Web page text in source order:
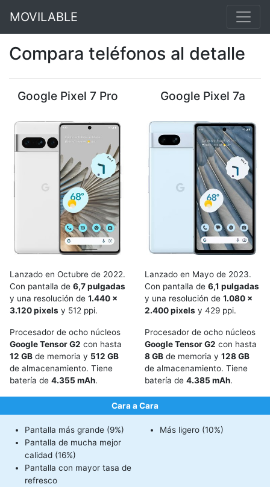
MOVILABLE
Compara teléfonos al detalle
Google Pixel 7 Pro Google Pixel 7a
Lanzado en Octubre de 2022.
Con pantalla de 6,7 pulgadas
y una resolución de 1.440 x
3.120 pixels y 512 ppi.
Procesador de ocho núcleos
Google Tensor G2 con hasta
12 GB de memoria y 512 GB
de almacenamiento. Tiene
batería de 4.355 mAh.
Lanzado en Mayo de 2023.
Con pantalla de 6,1 pulgadas
y una resolución de 1.080 x
2.400 pixels y 429 ppi.
Procesador de ocho núcleos
Google Tensor G2 con hasta
8 GB de memoria y 128 GB
de almacenamiento. Tiene
batería de 4.385 mAh.
Cara a Cara
Pantalla más grande (9%)
Pantalla de mucha mejor
calidad (16%)
Pantalla con mayor tasa de
refresco
Más ligero (10%)